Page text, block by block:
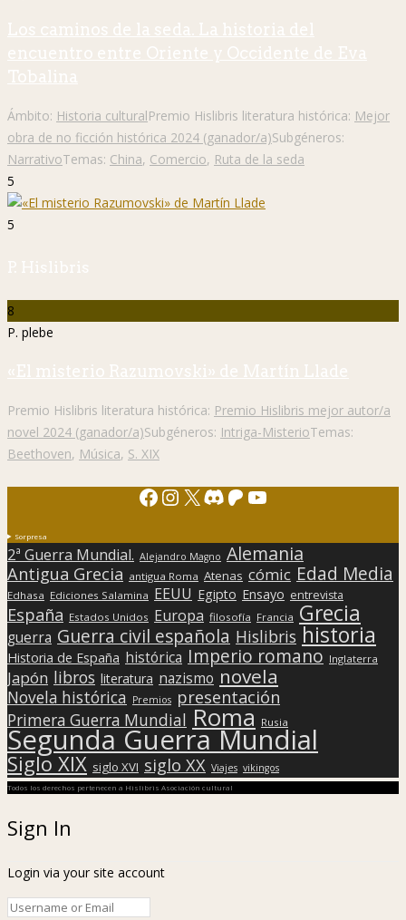
Los caminos de la seda. La historia del
encuentro entre Oriente y Occidente de Eva
Tobalina
Ámbito: Historia culturalPremio Hislibris literatura histórica: Mejor
obra de no ficción histórica 2024 (ganador/a)Subgéneros:
NarrativoTemas: China, Comercio, Ruta de la seda
5
5
P. Hislibris
8
P. plebe
«El misterio Razumovski» de Martín Llade
Premio Hislibris literatura histórica: Premio Hislibris mejor autor/a
novel 2024 (ganador/a)Subgéneros: Intriga-MisterioTemas:
Beethoven, Música, S. XIX
Facebook
Instagram
X Discord
Patreon
YouTube
Sorpresa
2ª Guerra Mundial. Alejandro Magno Alemania
Antigua Grecia antigua Roma Atenas cómic Edad Media
Edhasa Ediciones Salamina EEUU Egipto Ensayo entrevista
España Estados Unidos Europa filosofía Francia Grecia
guerra Guerra civil española Hislibris historia
Historia de España histórica Imperio romano Inglaterra
Japón libros literatura nazismo novela
Novela histórica Premios presentación
Primera Guerra Mundial Roma Rusia
Segunda Guerra Mundial
Siglo XIX siglo XVI siglo XX Viajes vikingos
Todos los derechos pertenecen a Hislibris Asociación cultural
Sign In
Login via your site account